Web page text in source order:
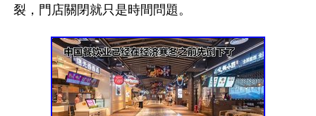
裂，門店關閉就只是時間問題。